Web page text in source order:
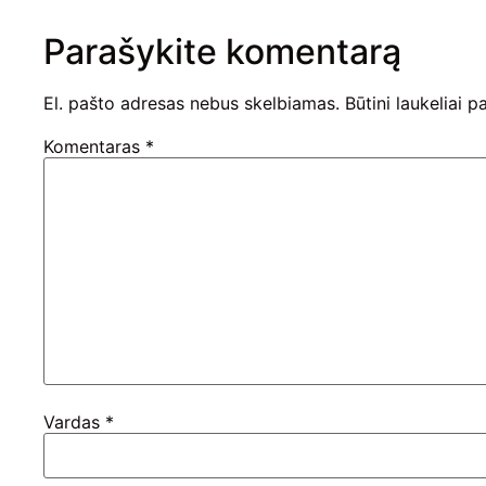
Parašykite komentarą
El. pašto adresas nebus skelbiamas. Būtini laukeliai
Komentaras *
Vardas *